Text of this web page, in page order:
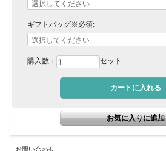
ギフトバッグ※必須:
購入数： セット
お問い合わせ